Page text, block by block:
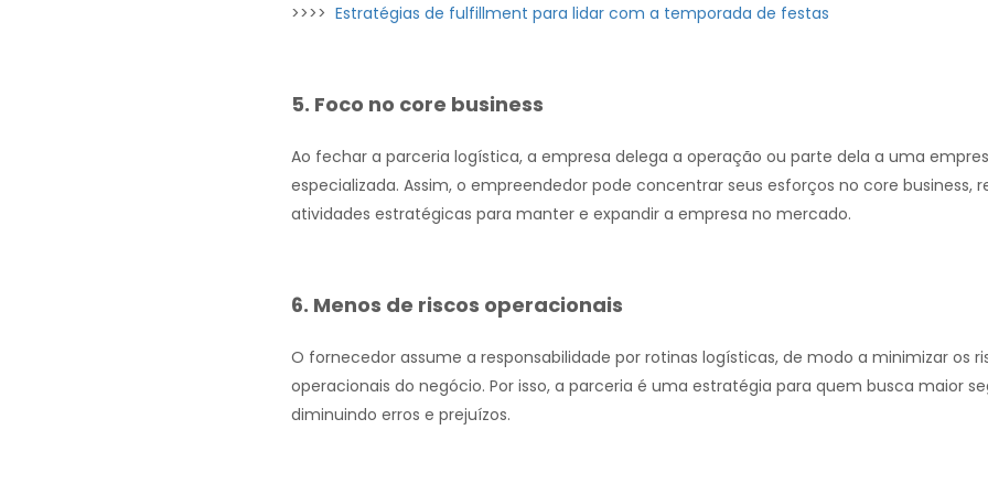
>>>> Estratégias de fulfillment para lidar com a temporada de festas
5. Foco no core business
Ao fechar a parceria logística, a empresa delega a operação ou parte dela a uma
especializada. Assim, o empreendedor pode concentrar seus esforços no core business,
atividades estratégicas para manter e expandir a empresa no mercado.
6. Menos de riscos operacionais
O fornecedor assume a responsabilidade por rotinas logísticas, de modo a minimizar os
operacionais do negócio. Por isso, a parceria é uma estratégia para quem busca maior
diminuindo erros e prejuízos.